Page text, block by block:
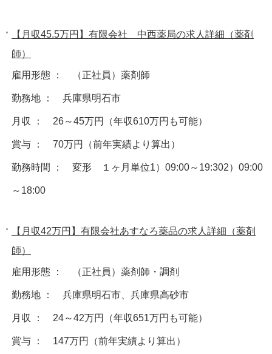
【月収45.5万円】有限会社 中西薬局の求人詳細（薬剤
師）
雇用形態 ： （正社員）薬剤師
勤務地 ： 兵庫県明石市
月収 ： 26～45万円（年収610万円も可能）
賞与 ： 70万円（前年実績より算出）
勤務時間 ： 変形 １ヶ月単位1）09:00～19:302）09:00
～18:00
【月収42万円】有限会社あすなろ薬品の求人詳細（薬剤
師）
雇用形態 ： （正社員）薬剤師・調剤
勤務地 ： 兵庫県明石市、兵庫県高砂市
月収 ： 24～42万円（年収651万円も可能）
賞与 ： 147万円（前年実績より算出）